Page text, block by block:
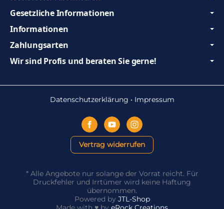
Gesetzliche Informationen
Informationen
Zahlungsarten
Wir sind Profis und beraten Sie gerne!
Datenschutzerklärung • Impressum
Vertrag widerrufen
*Alle Angebote nur solange der Vorrat reicht. Für
Druckfehler und Irrtümer wird keine Haftung
übernommen.
Powered by JTL-Shop